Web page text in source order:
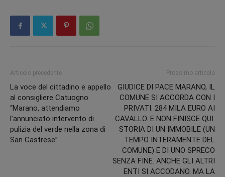
Articolo precedente
La voce del cittadino e appello
al consigliere Catuogno.
“Marano, attendiamo
l’annunciato intervento di
pulizia del verde nella zona di
San Castrese”
Prossimo articolo
GIUDICE DI PACE MARANO, IL
COMUNE SI ACCORDA CON I
PRIVATI: 284 MILA EURO AI
CAVALLO. E NON FINISCE QUI.
STORIA DI UN IMMOBILE (UN
TEMPO INTERAMENTE DEL
COMUNE) E DI UNO SPRECO
SENZA FINE. ANCHE GLI ALTRI
ENTI SI ACCODANO. MA LA